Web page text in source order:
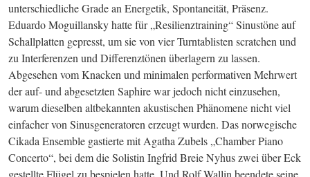
unterschiedliche Grade an Energetik, Spontaneität, Präsenz.
Eduardo Moguillansky hatte für „Resilienztraining“ Sinustöne auf
Schallplatten gepresst, um sie von vier Turntablisten scratchen und
zu Interferenzen und Differenztönen überlagern zu lassen.
Abgesehen vom Knacken und minimalen performativen Mehrwert
der auf- und abgesetzten Saphire war jedoch nicht einzusehen,
warum dieselben altbekannten akustischen Phänomene nicht viel
einfacher von Sinusgeneratoren erzeugt wurden. Das norwegische
Cikada Ensemble gastierte mit Agatha Zubels „Chamber Piano
Concerto“, bei dem die Solistin Ing­frid Breie Nyhus zwei über Eck
gestellte Flügel zu bespielen hatte. Und Rolf Wallin beendete seine